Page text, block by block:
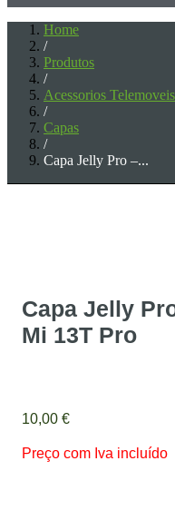
Home
/
Produtos
/
Acessorios Telemoveis
/
Capas
/
Capa Jelly Pro –...
Capa Jelly
Mi 13T Pro
10,00 €
Preço com Iva incluído